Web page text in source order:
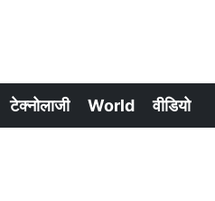
टेक्नोलाजी World वीडियो